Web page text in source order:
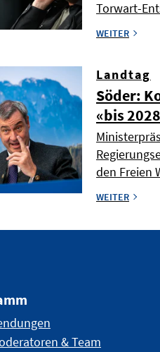
Torwart-
WEITER
Landtag
Söder:
«bis
den Freien
WEITER
& Team